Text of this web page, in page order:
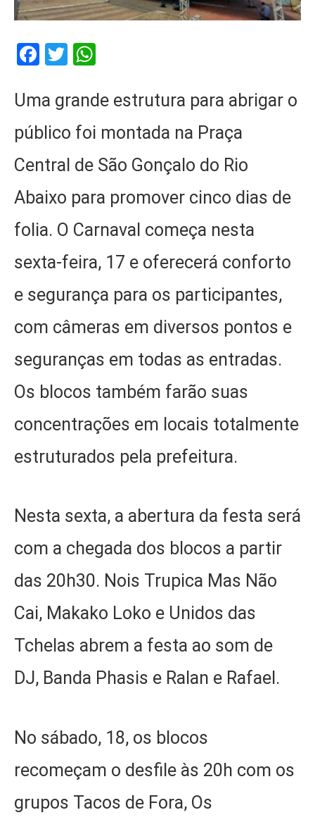
Facebook
Twitter
Uma grande estrutura para abrigar o
público foi montada na Praça
Central de São Gonçalo do Rio
Abaixo para promover cinco dias de
folia. O Carnaval começa nesta
sexta-feira, 17 e oferecerá conforto
e segurança para os participantes,
com câmeras em diversos pontos e
seguranças em todas as entradas.
Os blocos também farão suas
concentrações em locais totalmente
estruturados pela prefeitura.
Nesta sexta, a abertura da festa será
com a chegada dos blocos a partir
das 20h30. Nois Trupica Mas Não
Cai, Makako Loko e Unidos das
Tchelas abrem a festa ao som de
DJ, Banda Phasis e Ralan e Rafael.
No sábado, 18, os blocos
recomeçam o desfile às 20h com os
grupos Tacos de Fora, Os